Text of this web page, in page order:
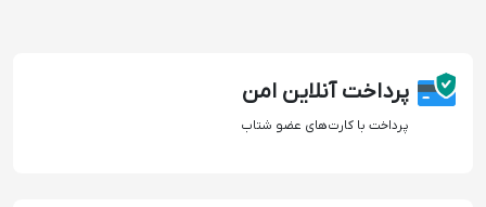
پرداخت آنلاین امن
پرداخت با کارت‌های عضو شتاب